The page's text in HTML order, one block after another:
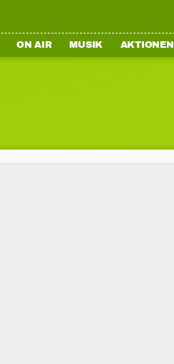
ON AIR MUSIK AKTIONEN